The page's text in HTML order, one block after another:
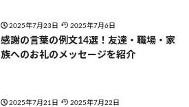
2025年7月23日 2025年7月6日
感謝の言葉の例文14選！友達・職場・家
族へのお礼のメッセージを紹介
2025年7月21日 2025年7月22日